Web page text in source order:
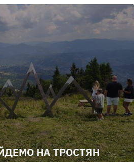
НА ТРОСТЯН